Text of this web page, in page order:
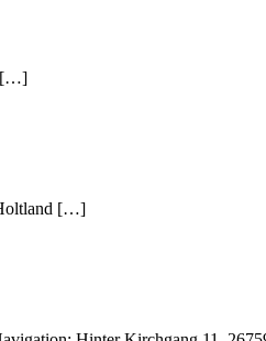
[…]
[…]